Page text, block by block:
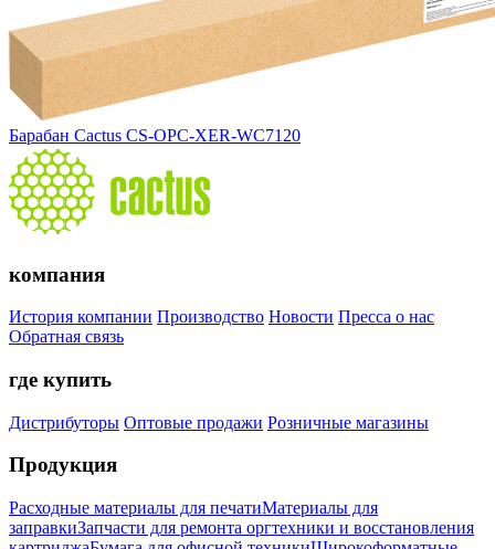
Барабан Cactus CS-OPC-XER-WC7120
компания
История компании Производство Новости Пресса о нас
Обратная связь
где купить
Дистрибуторы Оптовые продажи Розничные магазины
Продукция
Расходные материалы для печатиМатериалы для
заправкиЗапчасти для ремонта оргтехники и восстановления